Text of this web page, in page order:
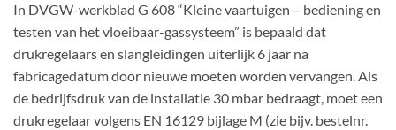
In DVGW-werkblad G 608 “Kleine vaartuigen – bediening en
testen van het vloeibaar-gassysteem” is bepaald dat
drukregelaars en slangleidingen uiterlijk 6 jaar na
fabricagedatum door nieuwe moeten worden vervangen. Als
de bedrijfsdruk van de installatie 30 mbar bedraagt, moet een
drukregelaar volgens EN 16129 bijlage M (zie bijv. bestelnr.